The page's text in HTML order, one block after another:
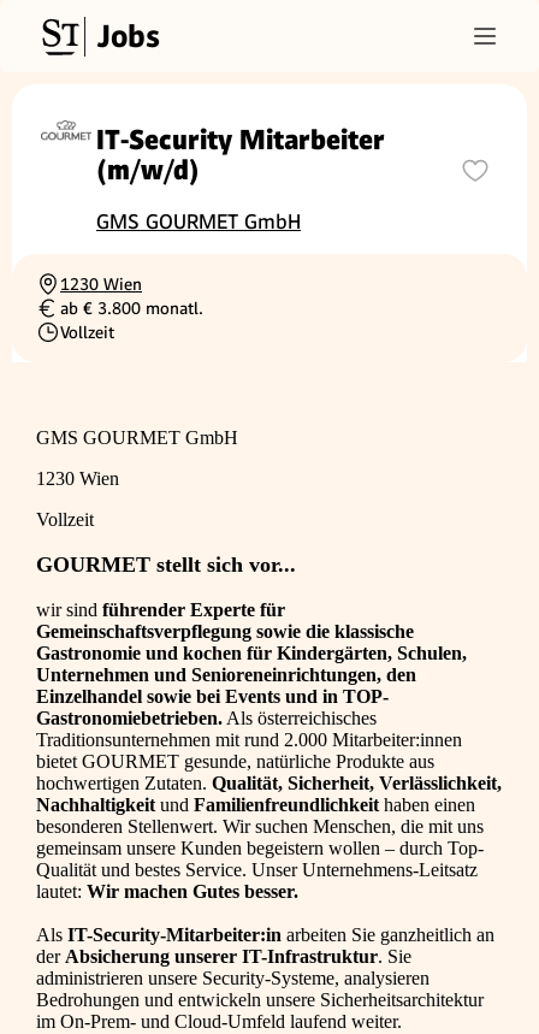
Jobs
IT‑Security Mitarbeiter
(m/w/d)
GMS GOURMET GmbH
Ortschaft
1230 Wien
Gehalt
ab € 3.800 monatl.
Beschäftigungsart
Vollzeit
GMS GOURMET GmbH
1230 Wien
Vollzeit
GOURMET stellt sich vor...
wir sind führender Experte für
Gemeinschaftsverpflegung sowie die klassische
Gastronomie und kochen für Kindergärten, Schulen,
Unternehmen und Senioreneinrichtungen, den
Einzelhandel sowie bei Events und in TOP-
Gastronomiebetrieben. Als österreichisches
Traditionsunternehmen mit rund 2.000 Mitarbeiter:innen
bietet GOURMET gesunde, natürliche Produkte aus
hochwertigen Zutaten. Qualität, Sicherheit, Verlässlichkeit,
Nachhaltigkeit und Familienfreundlichkeit haben einen
besonderen Stellenwert. Wir suchen Menschen, die mit uns
gemeinsam unsere Kunden begeistern wollen – durch Top-
Qualität und bestes Service. Unser Unternehmens-Leitsatz
lautet: Wir machen Gutes besser.
Als IT-Security-Mitarbeiter:in arbeiten Sie ganzheitlich an
der Absicherung unserer IT-Infrastruktur. Sie
administrieren unsere Security-Systeme, analysieren
Bedrohungen und entwickeln unsere Sicherheitsarchitektur
im On‑Prem‑ und Cloud-Umfeld laufend weiter.